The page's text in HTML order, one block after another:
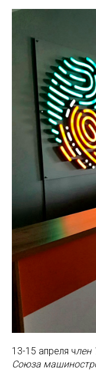
13-15 апреля член
Союза